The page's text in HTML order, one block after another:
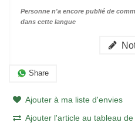
Personne n'a encore publié de
dans cette langue
Share
Ajouter à ma liste d'envies
Ajouter l'article au tableau